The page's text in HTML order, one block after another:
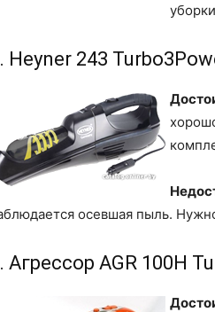
Heyner 243
осевшая пыль.
Агрессор AGR 100H